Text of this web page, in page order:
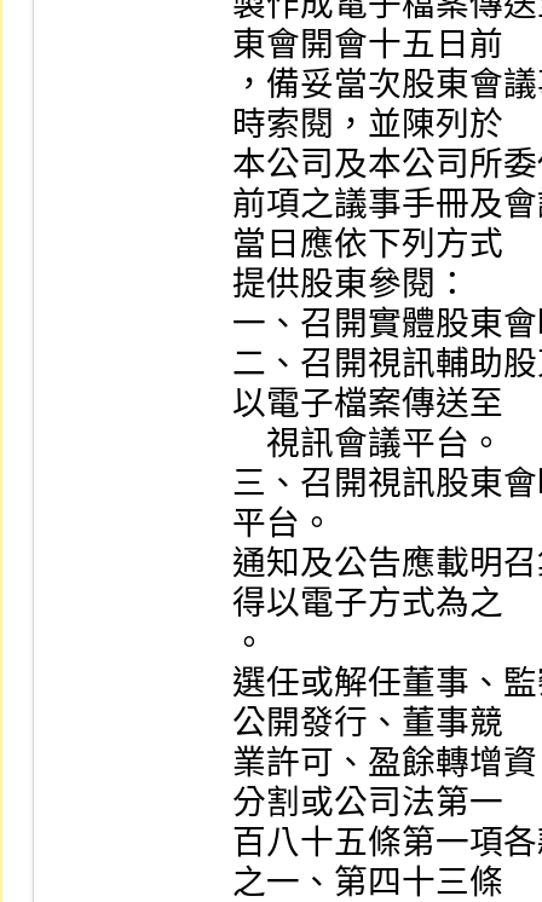
東會開會十五日前
，備妥當次股東會
時索閱，並陳列於
本公司及本公司所
前項之議事手冊及
當日應依下列方式
提供股東參閱：
一、召開實體股東
二、召開視訊輔助
以電子檔案傳送至
三、召開視訊股東
平台。
通知及公告應載明
得以電子方式為之
。
選任或解任董事、
公開發行、董事競
業許可、盈餘轉增
分割或公司法第一
百八十五條第一項
之一、第四十三條